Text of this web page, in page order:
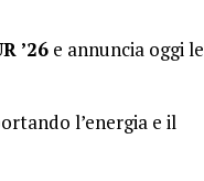
’26 e annuncia oggi le
l’energia e il